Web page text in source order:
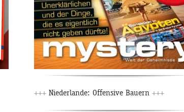
+++ Niederlande: Offensive Bauern +++